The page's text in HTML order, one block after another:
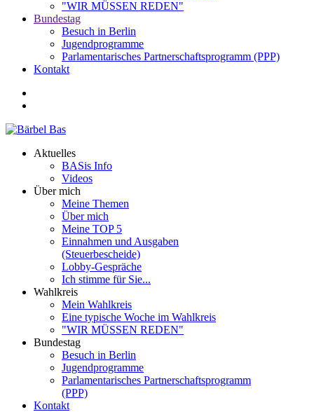
"WIR MÜSSEN REDEN"
Bundestag
Besuch in Berlin
Jugendprogramme
Parlamentarisches Partnerschaftsprogramm (PPP)
Kontakt
Aktuelles
BASis Info
Videos
Über mich
Meine Themen
Über mich
Meine TOP 5
Einnahmen und Ausgaben
(Steuerbescheide)
Lobby-Gespräche
Ich stimme für Sie...
Wahlkreis
Mein Wahlkreis
Eine typische Woche im Wahlkreis
"WIR MÜSSEN REDEN"
Bundestag
Besuch in Berlin
Jugendprogramme
Parlamentarisches Partnerschaftsprogramm
(PPP)
Kontakt